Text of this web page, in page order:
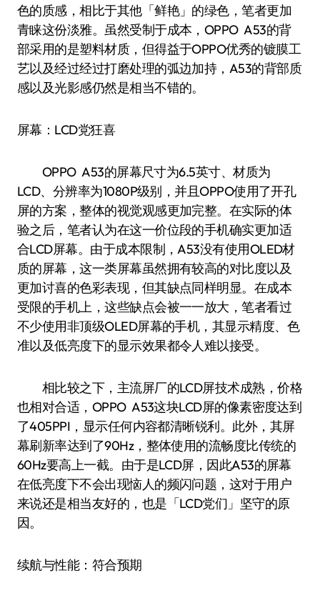
色的质感，相比于其他「鲜艳」的绿色，笔者更加
青睐这份淡雅。虽然受制于成本，OPPO A53的背
部采用的是塑料材质，但得益于OPPO优秀的镀膜工
艺以及经过经过打磨处理的弧边加持，A53的背部质
感以及光影感仍然是相当不错的。
屏幕：LCD党狂喜
OPPO A53的屏幕尺寸为6.5英寸、材质为
LCD、分辨率为1080P级别，并且OPPO使用了开孔
屏的方案，整体的视觉观感更加完整。在实际的体
验之后，笔者认为在这一价位段的手机确实更加适
合LCD屏幕。由于成本限制，A53没有使用OLED材
质的屏幕，这一类屏幕虽然拥有较高的对比度以及
更加讨喜的色彩表现，但其缺点同样明显。在成本
受限的手机上，这些缺点会被一一放大，笔者看过
不少使用非顶级OLED屏幕的手机，其显示精度、色
准以及低亮度下的显示效果都令人难以接受。
相比较之下，主流屏厂的LCD屏技术成熟，价格
也相对合适，OPPO A53这块LCD屏的像素密度达到
了405PPI，显示任何内容都清晰锐利。此外，其屏
幕刷新率达到了90Hz，整体使用的流畅度比传统的
60Hz要高上一截。由于是LCD屏，因此A53的屏幕
在低亮度下不会出现恼人的频闪问题，这对于用户
来说还是相当友好的，也是「LCD党们」坚守的原
因。
续航与性能：符合预期